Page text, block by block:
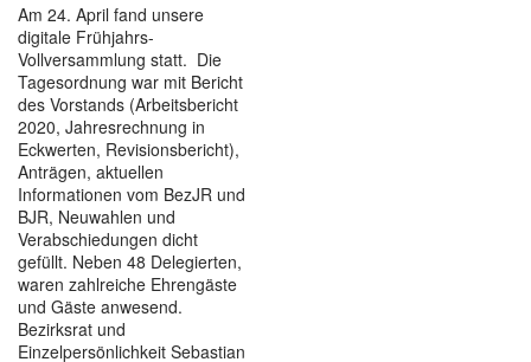
Am 24. April fand unsere
digitale Frühjahrs-
Vollversammlung statt. Die
Tagesordnung war mit Bericht
des Vorstands (Arbeitsbericht
2020, Jahresrechnung in
Eckwerten, Revisionsbericht),
Anträgen, aktuellen
Informationen vom BezJR und
BJR, Neuwahlen und
Verabschiedungen dicht
gefüllt. Neben 48 Delegierten,
waren zahlreiche Ehrengäste
und Gäste anwesend.
Bezirksrat und
Einzelpersönlichkeit Sebastian